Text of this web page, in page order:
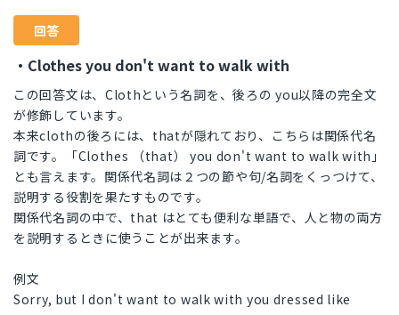
回答
・Clothes you don't want to walk with
この回答文は、Clothという名詞を、後ろの you以降の完全文
が修飾しています。
本来clothの後ろには、thatが隠れており、こちらは関係代名
詞です。「Clothes （that） you don't want to walk with」
とも言えます。関係代名詞は２つの節や句/名詞をくっつけて、
説明する役割を果たすものです。
関係代名詞の中で、that はとても便利な単語で、人と物の両方
を説明するときに使うことが出来ます。
例文
Sorry, but I don't want to walk with you dressed like